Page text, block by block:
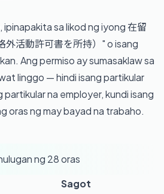
sa likod ng iyong 在留
外活動許可書を所持）" o isang
Ang permiso ay sumasaklaw sa
linggo — hindi isang partikular
partikular na employer, kundi isang
oras ng may bayad na trabaho.
ng 28 oras
Sagot